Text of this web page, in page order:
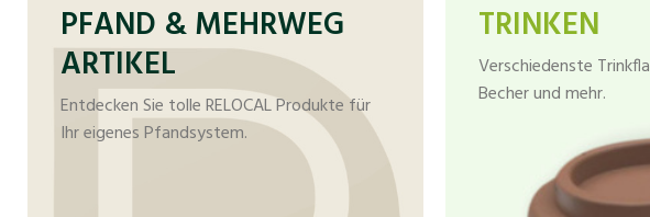
PFAND & MEHRWEG
ARTIKEL
Entdecken Sie tolle RELOCAL Produkte für
Ihr eigenes Pfandsystem.
TRINKEN
Verschiedenste
Becher und mehr.